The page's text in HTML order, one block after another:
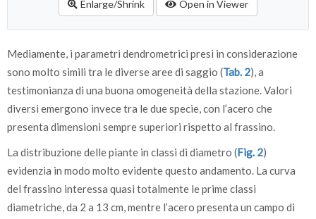
Frassino 146 3.9 7.6 6
5 Acero 341 0 14.6
Frassino 152 0 5.4 5
6 Acero 341 0 11.8 8.3
Frassino 152 0 4.7 4.7
7 Acero 329 3.5 13.9
Frassino 152 0 6.4 5.5
Enlarge/Shrink Open in Viewer
Mediamente, i parametri dendrometrici presi in considerazione
sono molto simili tra le diverse aree di saggio (Tab. 2), a
testimonianza di una buona omogeneità della stazione. Valori
diversi emergono invece tra le due specie, con l’acero che
presenta dimensioni sempre superiori rispetto al frassino.
La distribuzione delle piante in classi di diametro (Fig. 2)
evidenzia in modo molto evidente questo andamento. La curva
del frassino interessa quasi totalmente le prime classi
diametriche, da 2 a 13 cm, mentre l’acero presenta un campo di